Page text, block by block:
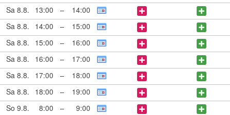
Sa 8.8.
13:00 –
14:00
Sa 8.8.
14:00 –
15:00
Sa 8.8.
15:00 –
16:00
Sa 8.8.
16:00 –
17:00
Sa 8.8.
17:00 –
18:00
Sa 8.8.
18:00 –
19:00
So 9.8.
8:00 –
9:00